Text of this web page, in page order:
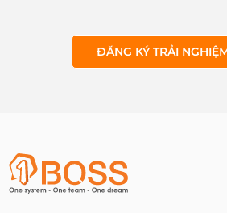
ĐĂNG KÝ TRẢI